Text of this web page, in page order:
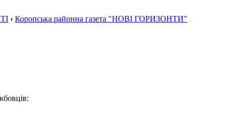
‹ Коропська районна газета "НОВІ ГОРИЗОНТИ"